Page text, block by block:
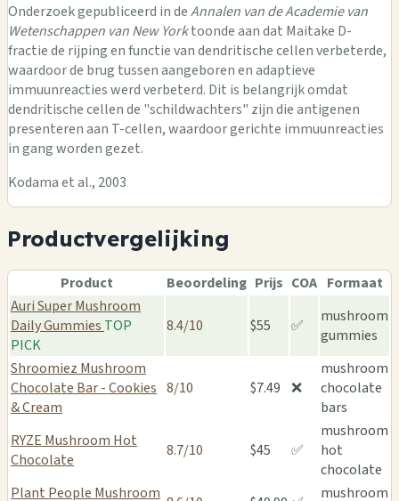
Onderzoek gepubliceerd in deAnnalen van de Academie van
Wetenschappen van New Yorktoonde aan dat Maitake D-
fractie de rijping en functie van dendritische cellen verbeterde,
waardoor de brug tussen aangeboren en adaptieve
immuunreacties werd verbeterd. Dit is belangrijk omdat
dendritische cellen de "schildwachters" zijn die antigenen
presenteren aan T-cellen, waardoor gerichte immuunreacties
in gang worden gezet.
Kodama et al., 2003
Productvergelijking
Product Beoordeling Prijs COA Formaat
Auri Super Mushroom
Daily Gummies TOP
PICK
8.4/10 $55 ✅
mushroom
gummies
Shroomiez Mushroom
Chocolate Bar - Cookies
& Cream
8/10 $7.49 ❌
mushroom
chocolate
bars
RYZE Mushroom Hot
Chocolate
8.7/10 $45 ✅
mushroom
hot
chocolate
Plant People Mushroom
mushroom